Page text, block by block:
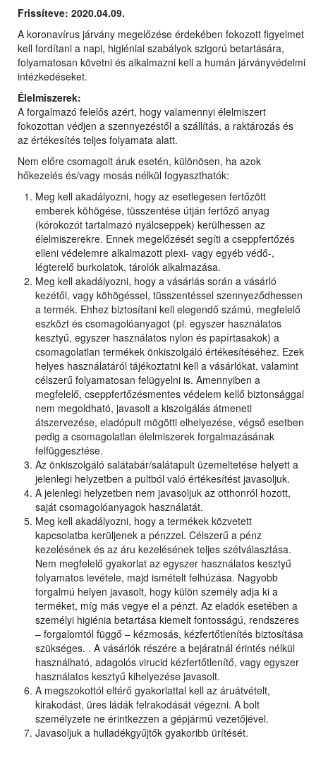
Frissíteve: 2020.04.09.
A koronavírus járvány megelőzése érdekében fokozott figyelmet
kell fordítani a napi, higiéniai szabályok szigorú betartására,
folyamatosan követni és alkalmazni kell a humán járványvédelmi
intézkedéseket.
Élelmiszerek:
A forgalmazó felelős azért, hogy valamennyi élelmiszert
fokozottan védjen a szennyezéstől a szállítás, a raktározás és
az értékesítés teljes folyamata alatt.
Nem előre csomagolt áruk esetén, különösen, ha azok
hőkezelés és/vagy mosás nélkül fogyaszthatók:
Meg kell akadályozni, hogy az esetlegesen fertőzött
emberek köhögése, tüsszentése útján fertőző anyag
(kórokozót tartalmazó nyálcseppek) kerülhessen az
élelmiszerekre. Ennek megelőzését segíti a cseppfertőzés
elleni védelemre alkalmazott plexi- vagy egyéb védő-,
légterelő burkolatok, tárolók alkalmazása.
Meg kell akadályozni, hogy a vásárlás során a vásárló
kezétől, vagy köhögéssel, tüsszentéssel szennyeződhessen
a termék. Ehhez biztosítani kell elegendő számú, megfelelő
eszközt és csomagolóanyagot (pl. egyszer használatos
kesztyű, egyszer használatos nylon és papírtasakok) a
csomagolatlan termékek önkiszolgáló értékesítéséhez. Ezek
helyes használatáról tájékoztatni kell a vásárlókat, valamint
célszerű folyamatosan felügyelni is. Amennyiben a
megfelelő, cseppfertőzésmentes védelem kellő biztonsággal
nem megoldható, javasolt a kiszolgálás átmeneti
átszervezése, eladópult mögötti elhelyezése, végső esetben
pedig a csomagolatlan élelmiszerek forgalmazásának
felfüggesztése.
Az önkiszolgáló salátabár/salátapult üzemeltetése helyett a
jelenlegi helyzetben a pultból való értékesítést javasoljuk.
A jelenlegi helyzetben nem javasoljuk az otthonról hozott,
saját csomagolóanyagok használatát.
Meg kell akadályozni, hogy a termékek közvetett
kapcsolatba kerüljenek a pénzzel. Célszerű a pénz
kezelésének és az áru kezelésének teljes szétválasztása.
Nem megfelelő gyakorlat az egyszer használatos kesztyű
folyamatos levétele, majd ismételt felhúzása. Nagyobb
forgalmú helyen javasolt, hogy külön személy adja ki a
terméket, míg más vegye el a pénzt. Az eladók esetében a
személyi higiénia betartása kiemelt fontosságú, rendszeres
– forgalomtól függő – kézmosás, kézfertőtlenítés biztosítása
szükséges. . A vásárlók részére a bejáratnál érintés nélkül
használható, adagolós virucid kézfertőtlenítő, vagy egyszer
használatos kesztyű kihelyezése javasolt.
A megszokottól eltérő gyakorlattal kell az áruátvételt,
kirakodást, üres ládák felrakodását végezni. A bolt
személyzete ne érintkezzen a gépjármű vezetőjével.
Javasoljuk a hulladékgyűjtők gyakoribb ürítését.